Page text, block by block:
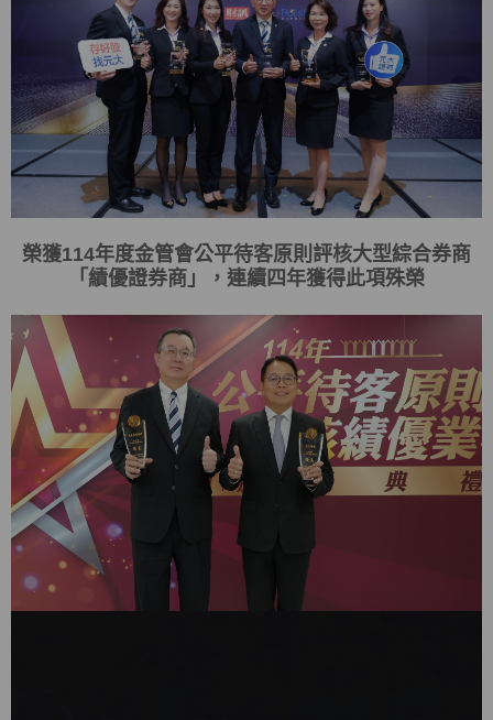
榮獲114年度金管會公平待客原則評核大型綜合券商
「 績優證券商 」，連續四年獲得此項殊榮